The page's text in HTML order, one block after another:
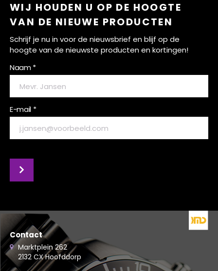
WIJ HOUDEN U OP DE HOOGTE
VAN DE NIEUWE PRODUCTEN
Schrijf je nu in voor de nieuwsbrief en blijf op de
hoogte van de nieuwste producten en kortingen!
Naam *
E-mail *
Contact
Marktplein 262
2132 CX Hoofddorp